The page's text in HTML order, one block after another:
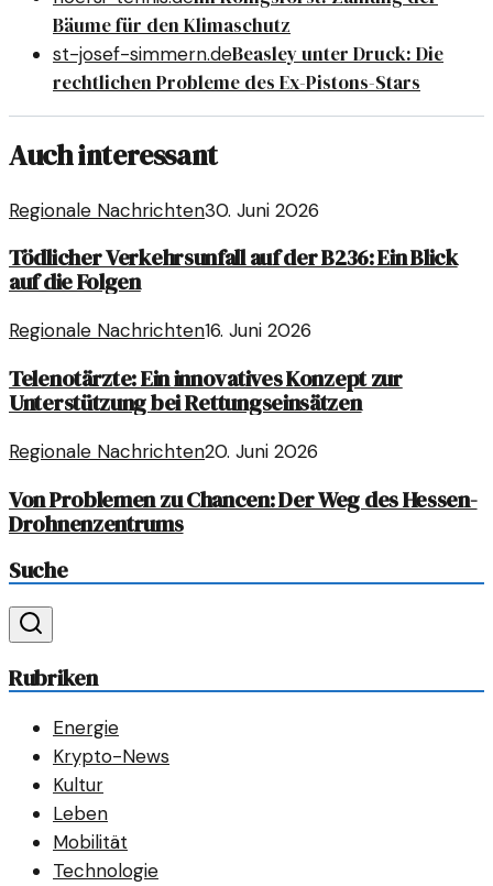
Bäume für den Klimaschutz
st-josef-simmern.deBeasley unter Druck: Die
rechtlichen Probleme des Ex-Pistons-Stars
Auch interessant
Regionale Nachrichten30. Juni 2026
Tödlicher Verkehrsunfall auf der B236: Ein Blick
auf die Folgen
Regionale Nachrichten16. Juni 2026
Telenotärzte: Ein innovatives Konzept zur
Unterstützung bei Rettungseinsätzen
Regionale Nachrichten20. Juni 2026
Von Problemen zu Chancen: Der Weg des Hessen-
Drohnenzentrums
Suche
Rubriken
Energie
Krypto-News
Kultur
Leben
Mobilität
Technologie